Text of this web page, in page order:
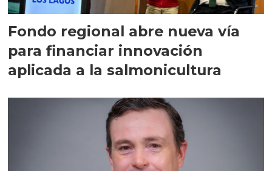
Fondo regional abre nueva vía
para financiar innovación
aplicada a la salmonicultura